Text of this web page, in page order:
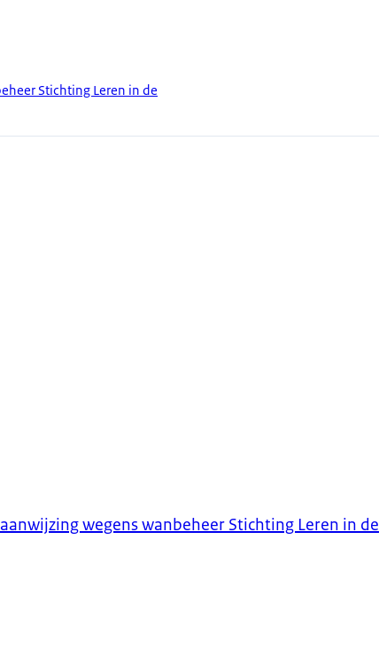
Stichting Leren in de
wegens wanbeheer Stichting Leren in de